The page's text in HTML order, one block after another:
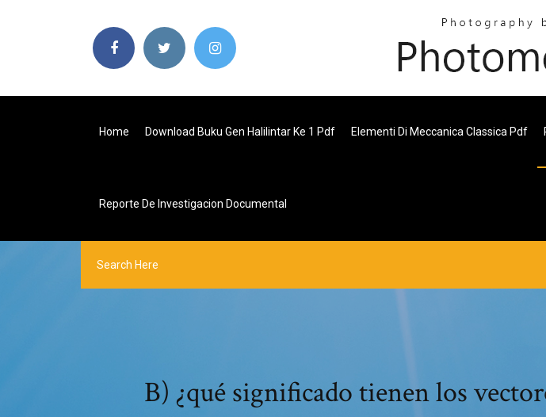
Home Download Buku Gen Halilintar Ke 1 Pdf Elementi Di Meccanica Classica Pdf
Reporte De Investigacion Documental
B) ¿qué significado tienen los